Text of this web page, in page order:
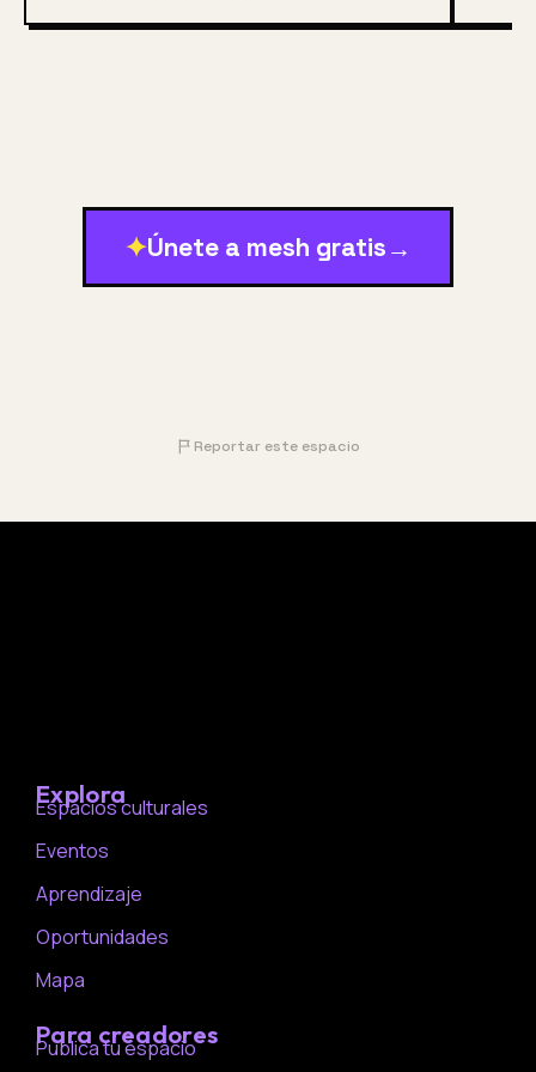
original. Actualmente, es la única universidad
✦Únete a mesh gratis →
Reportar este espacio
Explora
Espacios culturales
Eventos
Aprendizaje
Oportunidades
Mapa
Para creadores
Publica tu espacio